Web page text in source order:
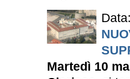
Martedì 10